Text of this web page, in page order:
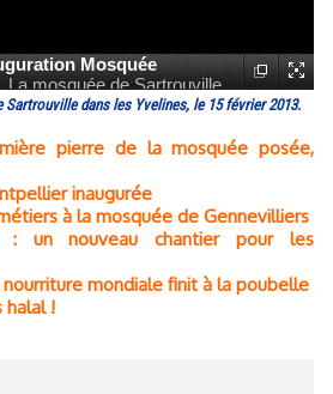
Mosquée
La mosquée de Sartrouville
le président de l'ACMS,
Sartrouville dans les Yvelines, le 15 février 2013.
pierre de la mosquée posée,
inaugurée
à la mosquée de Gennevilliers
: un nouveau chantier pour les
mondiale finit à la poubelle
halal !